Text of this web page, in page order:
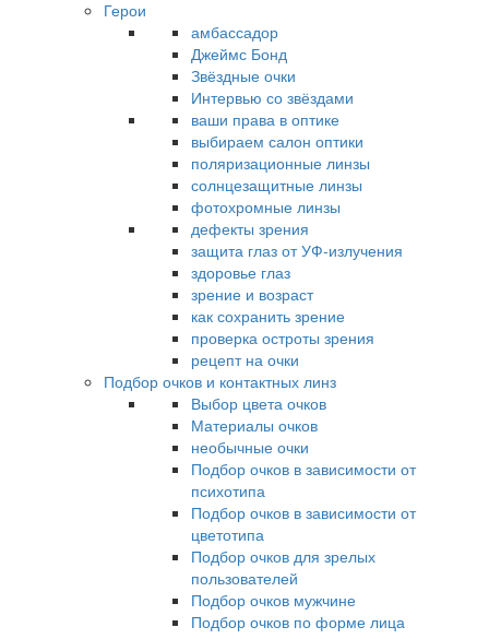
Герои
амбассадор
Джеймс Бонд
Звёздные очки
Интервью со звёздами
ваши права в оптике
выбираем салон оптики
поляризационные линзы
солнцезащитные линзы
фотохромные линзы
дефекты зрения
защита глаз от УФ-излучения
здоровье глаз
зрение и возраст
как сохранить зрение
проверка остроты зрения
рецепт на очки
Подбор очков и контактных линз
Выбор цвета очков
Материалы очков
необычные очки
Подбор очков в зависимости от
психотипа
Подбор очков в зависимости от
цветотипа
Подбор очков для зрелых
пользователей
Подбор очков мужчине
Подбор очков по форме лица